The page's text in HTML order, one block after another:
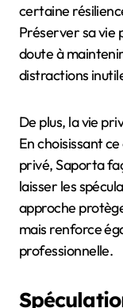
certaine
Préserver sa vie
doute à
distractions
De plus, la vie
En choisissant
privé, Saporta
laisser les
approche
mais renforce
professionnelle.